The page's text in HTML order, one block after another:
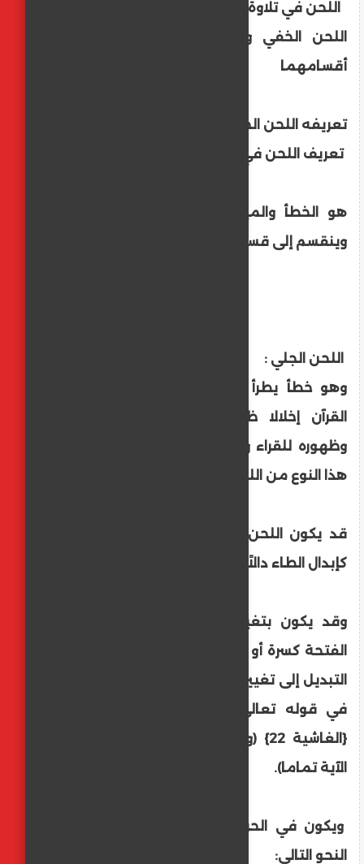
اللحن في تلاوة القرآن الكريم
اللحن الخفي و اللحن الجلي تعريفهما و
أقسامهما
تعريفه اللحن الجلي اللحن الخفي
تعريف اللحن في تلاوة القرآن :
هو الخطأ والميل عن الصواب في القراءة.
وينقسم إلى قسمين : لحن جلي ولحن خفي.
اللحن الجلي :
وهو خطأ يطرأ على الألفاظ فيخل بمعاني
القرآن إخلالا ظاهرا. وسمي جلياً لوضوحه
وظهوره للقراء والمستمعين. وعلى هذا فإن
هذا النوع من اللحن لايجوز شرعا.
قد يكون اللحن الجلي بإبدال حرف مكان آخر
كإبدال الطاء دالاً أو نطق الذال زايا أو الثاء سينا.
وقد يكون بتغيير حركات الحروف، كأن يبدل
الفتحة كسرة أو السكون حركة. وربما أدى هذا
التبديل إلى تغيير معنى الآية، كضم تاء "لست"
في قوله تعالى : "لَّسْتَ عَلَيْهِم بِمُصَيْطِرٍ"
{الغاشية 22} (وهذا خطأ فادح، لتغير معنى
الآية تماما).
ويكون في الحروف والحركات والكلمات على
النحو التالي: